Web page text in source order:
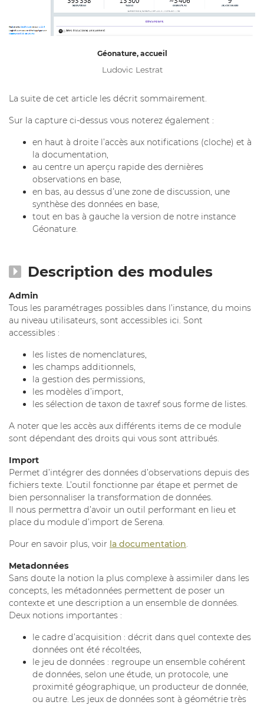
Géonature, accueil
Ludovic Lestrat
La suite de cet article les décrit sommairement.
Sur la capture ci-dessus vous noterez également :
en haut à droite l’accès aux notifications (cloche) et à
la documentation,
au centre un aperçu rapide des dernières
observations en base,
en bas, au dessus d’une zone de discussion, une
synthèse des données en base,
tout en bas à gauche la version de notre instance
Géonature.
Description des modules
Admin
Tous les paramétrages possibles dans l’instance, du moins
au niveau utilisateurs, sont accessibles ici. Sont
accessibles :
les listes de nomenclatures,
les champs additionnels,
la gestion des permissions,
les modèles d’import,
les sélection de taxon de taxref sous forme de listes.
A noter que les accès aux différents items de ce module
sont dépendant des droits qui vous sont attribués.
Import
Permet d’intégrer des données d’observations depuis des
fichiers texte. L’outil fonctionne par étape et permet de
bien personnaliser la transformation de données.
Il nous permettra d’avoir un outil performant en lieu et
place du module d’import de Serena.
Pour en savoir plus, voir la documentation.
Metadonnées
Sans doute la notion la plus complexe à assimiler dans les
concepts, les métadonnées permettent de poser un
contexte et une description a un ensemble de données.
Deux notions importantes :
le cadre d’acquisition : décrit dans quel contexte des
données ont été récoltées,
le jeu de données : regroupe un ensemble cohérent
de données, selon une étude, un protocole, une
proximité géographique, un producteur de donnée,
ou autre. Les jeux de données sont à géométrie très